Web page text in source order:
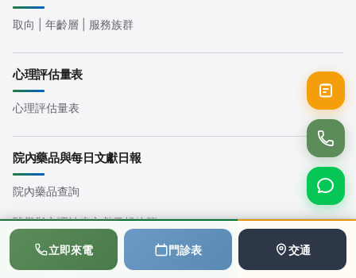
立即來電 門診表 交通
取向 | 年齡層 | 服務族群
心理評估量表
心理評估量表
院內藥品與每日文獻日報
院內藥品查詢
醫學與心理治療文獻日報總覽
使用者條款
📞 💬 📅